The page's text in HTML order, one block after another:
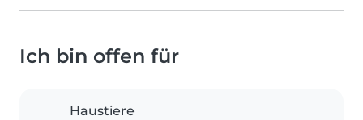
Ich bin offen für
Haustiere